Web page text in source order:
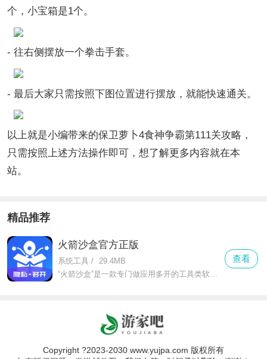
个，小宝箱是1个。
- 往右侧摆放一个拳击手套。
- 最后大家只需按照下图位置进行摆放，就能快速通关。
以上就是小编带来的保卫萝卜4食神争霸第111关攻略，
只需按照上述方法操作即可，想了解更多内容就在本
站。
精品推荐
火箭沙盒官方正版
系统工具 /
29.4MB
“火箭沙盒”是一款专门做应用多开的工具类软件，不管是微信、qq这类社交软件，还是抖音、淘宝这类娱乐购物app，都能轻松实现双开甚至多开。对于需要工作生活账号分开的人来说，它就是刚需工具。
查看
Copyright ?2023-2030 www.yujpa.com 版权所有